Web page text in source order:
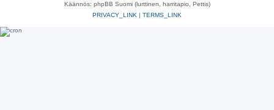
Käännös: phpBB Suomi (lurttinen, harritapio, Pettis)
PRIVACY_LINK | TERMS_LINK